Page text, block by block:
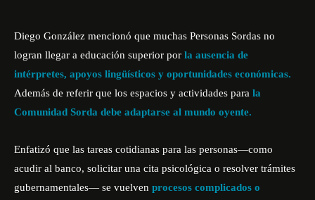
Diego González mencionó que muchas Personas Sordas no
logran llegar a educación superior por la ausencia de
intérpretes, apoyos lingüísticos y oportunidades económicas.
Además de referir que los espacios y actividades para la
Comunidad Sorda debe adaptarse al mundo oyente.
Enfatizó que las tareas cotidianas para las personas—como
acudir al banco, solicitar una cita psicológica o resolver trámites
gubernamentales— se vuelven procesos complicados o